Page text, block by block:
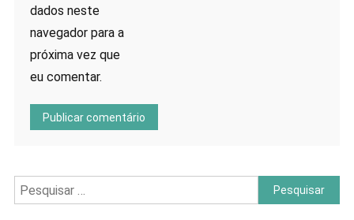
dados neste
navegador para a
próxima vez que
eu comentar.
Pesquisar
por: